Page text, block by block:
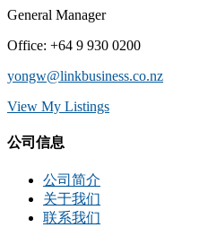
General Manager
Office: +64 9 930 0200
yongw@linkbusiness.co.nz
View My Listings
公司信息
公司简介
关于我们
联系我们